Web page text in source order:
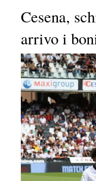
Cesena,
arrivo i